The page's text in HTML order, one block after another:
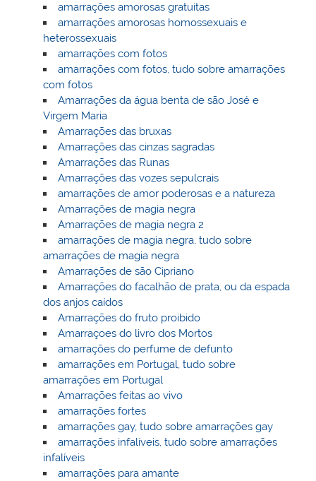
amarrações amorosas gratuitas
amarrações amorosas homossexuais e
heterossexuais
amarrações com fotos
amarrações com fotos, tudo sobre amarrações
com fotos
Amarrações da água benta de são José e
Virgem Maria
Amarrações das bruxas
Amarrações das cinzas sagradas
Amarrações das Runas
Amarrações das vozes sepulcrais
amarrações de amor poderosas e a natureza
Amarrações de magia negra
Amarrações de magia negra 2
amarrações de magia negra, tudo sobre
amarrações de magia negra
Amarrações de são Cipriano
Amarrações do facalhão de prata, ou da espada
dos anjos caídos
Amarrações do fruto proibido
Amarraçoes do livro dos Mortos
amarrações do perfume de defunto
amarrações em Portugal, tudo sobre
amarrações em Portugal
Amarrações feitas ao vivo
amarrações fortes
amarrações gay, tudo sobre amarrações gay
amarrações infalíveis, tudo sobre amarrações
infalíveis
amarrações para amante